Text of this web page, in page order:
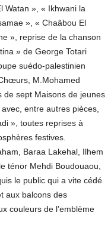
Watan », « Ikhwani la
», « Chaâbou El
», reprise de la chanson
» de George Totari
suédo-palestinien
M.Mohamed
de sept Maisons de jeunes
avec, entre autres pièces,
», toutes reprises à
festives.
Baraa Lakehal, Ilhem
ténor Mehdi Boudouaou,
le public qui a vite cédé
aux balcons des
couleurs de l’emblème